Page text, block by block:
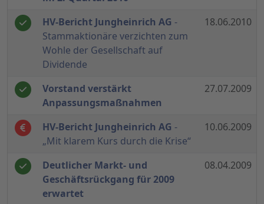
HV-Bericht Jungheinrich AG -
Stammaktionäre verzichten zum
Wohle der Gesellschaft auf
Dividende
18.06.2010
Vorstand verstärkt
Anpassungsmaßnahmen
27.07.2009
HV-Bericht Jungheinrich AG -
„Mit klarem Kurs durch die Krise“
10.06.2009
Deutlicher Markt- und
Geschäftsrückgang für 2009
erwartet
08.04.2009